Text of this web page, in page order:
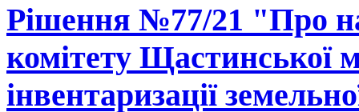
Рішення №77/21 "Про
комітету Щастинської
інвентаризації